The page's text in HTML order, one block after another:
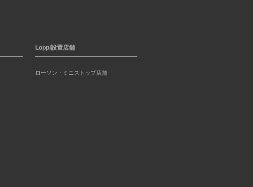
Loppi設置店舗
ローソン・ミニストップ店舗